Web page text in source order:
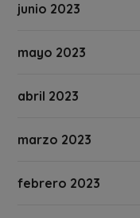
junio 2023
mayo 2023
abril 2023
marzo 2023
febrero 2023